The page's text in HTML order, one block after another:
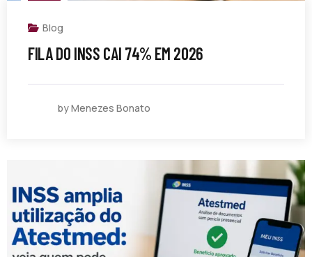
Blog
FILA DO INSS CAI 74% EM 2026
by Menezes Bonato